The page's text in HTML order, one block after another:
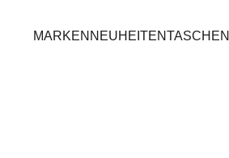
MARKEN NEUHEITENTASCHEN